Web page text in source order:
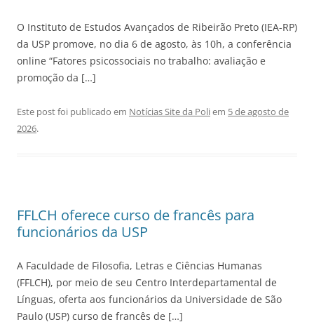
O Instituto de Estudos Avançados de Ribeirão Preto (IEA-RP)
da USP promove, no dia 6 de agosto, às 10h, a conferência
online “Fatores psicossociais no trabalho: avaliação e
promoção da […]
Este post foi publicado em Notícias Site da Poliem 5 de agosto de
2026.
FFLCH oferece curso de francês para
funcionários da USP
A Faculdade de Filosofia, Letras e Ciências Humanas
(FFLCH), por meio de seu Centro Interdepartamental de
Línguas, oferta aos funcionários da Universidade de São
Paulo (USP) curso de francês de […]